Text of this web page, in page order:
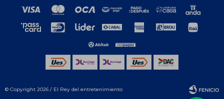
© Copyright 2026 / El Rey del entretenimiento